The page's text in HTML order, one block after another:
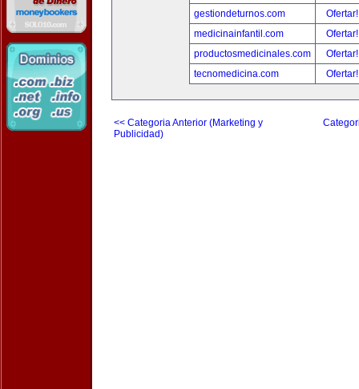
gestiondeturnos.com
medicinainfantil.com
productosmedicinales.com
tecnomedicina.com
<< Categoria Anterior (Marketing y
Publicidad)